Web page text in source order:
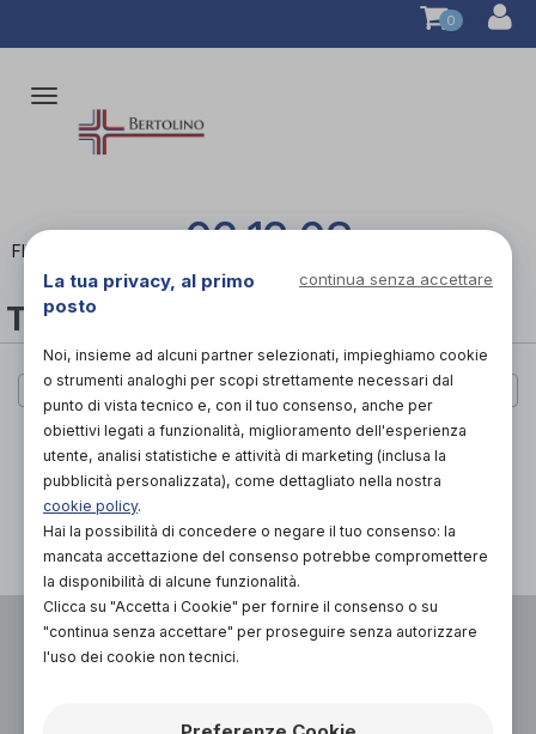
0
Attiva/disattiva
navigazione
FILTRA 06 12 03
TUTTE LE CATEGORIE
Cerca per marca
PAGINA 1 DI 0
VIA UGO FOSCOLO 14,
13100, VERCELLI (VC)
P.I. 02695310025
La tua privacy, al primo
posto
continua senza accettare
Noi, insieme ad alcuni partner selezionati, impieghiamo cookie
o strumenti analoghi per scopi strettamente necessari dal
punto di vista tecnico e, con il tuo consenso, anche per
obiettivi legati a funzionalità, miglioramento dell'esperienza
utente, analisi statistiche e attività di marketing (inclusa la
pubblicità personalizzata), come dettagliato nella nostra
cookie policy.
Hai la possibilità di concedere o negare il tuo consenso: la
mancata accettazione del consenso potrebbe compromettere
la disponibilità di alcune funzionalità.
Clicca su "Accetta i Cookie" per fornire il consenso o su
"continua senza accettare" per proseguire senza autorizzare
l'uso dei cookie non tecnici.